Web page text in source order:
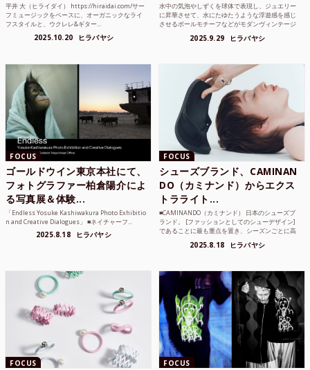
平井 大（ヒライダイ） https://hiraidai.com/サー
フミュージックをベースに、オーガニックなライ
フスタイルと、ウクレレ&ギター...
2025.10.20 ヒラバヤシ
水中の気泡やしずくを球体で表現し、ジュエリー
に昇華させて、水にたゆたうような浮遊感を感じ
させるボールモチーフなどがモダンヴィンテージ
2025.9.29 ヒラバヤシ
FOCUS
ゴールドウイン東京本社にて、
フォトグラファー柏倉陽介によ
る写真展＆体験...
「Endless Yosuke Kashiwakura Photo Exhibitio
n and Creative Dialogues」 ■ネイチャーフ...
2025.8.18 ヒラバヤシ
FOCUS
シューズブランド、CAMINAN
DO（カミナンド）からエクス
トラライト...
■CAMINANDO（カミナンド） 日本のシューズブ
ランド。 [ファッションとしてのシューデザイン]
であることに最も重点を置き、シーズンごとに高
2025.8.18 ヒラバヤシ
FOCUS FOCUS